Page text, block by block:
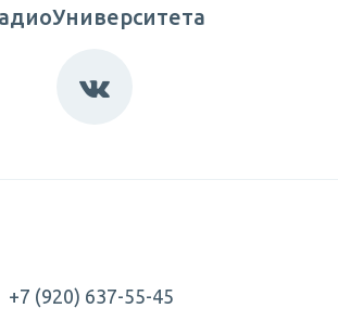
+7 (920) 637-55-45